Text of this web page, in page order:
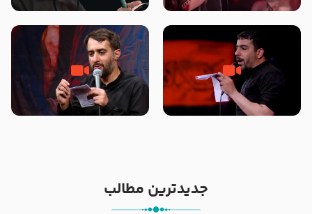
مقدم – شب هشتم محرم 1448 –
محمود کریمی – شهادت حضرت
هیئت رایة العباس علیه السلام
تک ، عبّاس، صاحب دل‌هاست –
حاج حنیف طاهری – عزاداری شب
من غلام نوکراتم من عاشق کربلاتم
– شور زمینه – شب هفتم – محرم
جدیدترین مطالب